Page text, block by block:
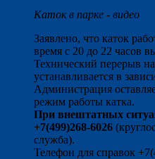
Каток в парке - видео
Заявлено, что каток
время с 20 до 22 часов
Технический перерыв
устанавливается в
Администрация
режим работы катка.
При внештатных
+7(499)268-6026
служба).
Телефон для справок